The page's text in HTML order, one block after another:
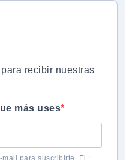
recibir nuestras
más uses
para suscribirte. Ej.: